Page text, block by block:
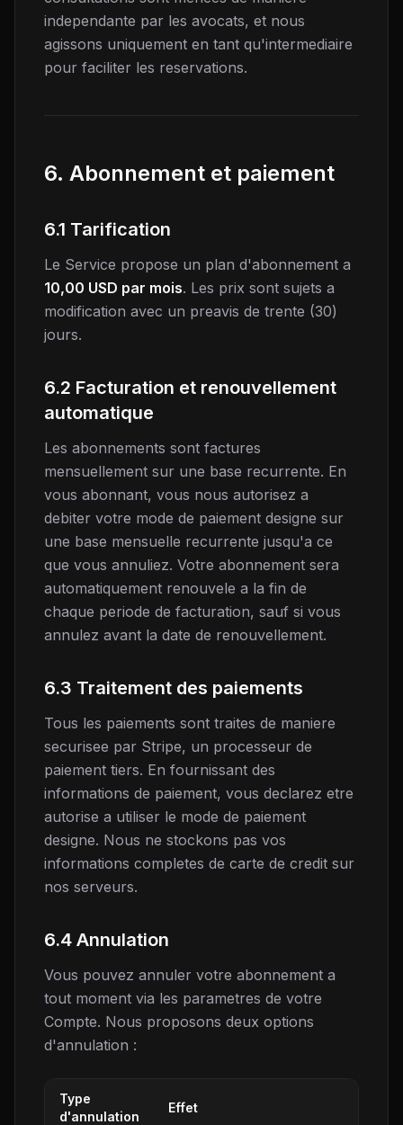
independante par les avocats, et nous
agissons uniquement en tant qu'intermediaire
pour faciliter les reservations.
6. Abonnement et paiement
6.1 Tarification
Le Service propose un plan d'abonnement a
10,00 USD par mois. Les prix sont sujets a
modification avec un preavis de trente (30)
jours.
6.2 Facturation et renouvellement
automatique
Les abonnements sont factures
mensuellement sur une base recurrente. En
vous abonnant, vous nous autorisez a
debiter votre mode de paiement designe sur
une base mensuelle recurrente jusqu'a ce
que vous annuliez. Votre abonnement sera
automatiquement renouvele a la fin de
chaque periode de facturation, sauf si vous
annulez avant la date de renouvellement.
6.3 Traitement des paiements
Tous les paiements sont traites de maniere
securisee par Stripe, un processeur de
paiement tiers. En fournissant des
informations de paiement, vous declarez etre
autorise a utiliser le mode de paiement
designe. Nous ne stockons pas vos
informations completes de carte de credit sur
nos serveurs.
6.4 Annulation
Vous pouvez annuler votre abonnement a
tout moment via les parametres de votre
Compte. Nous proposons deux options
d'annulation :
Type
d'annulation
Effet